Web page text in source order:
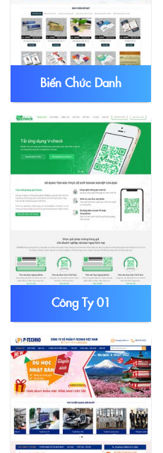
Biển Chức Danh
Công Ty 01